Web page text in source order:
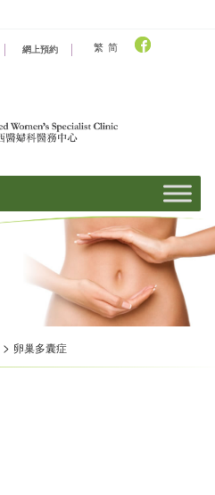
網上預約 繁 简
> 卵巢多囊症